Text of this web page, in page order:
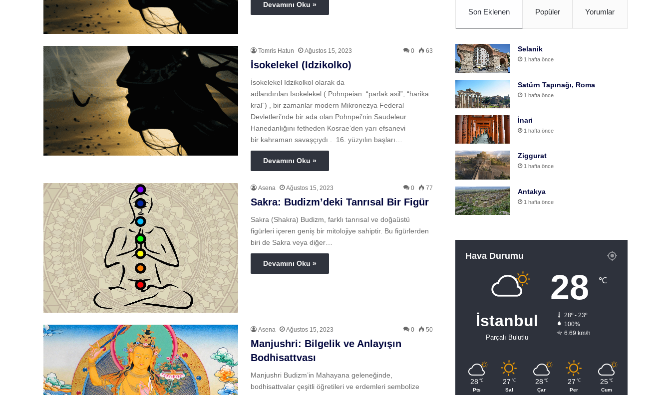
Devamını Oku »
Tomris Hatun Ağustos 15, 2023 0 63
İsokelekel (Idzikolko)
İsokelekel Idzikolkol olarak da
adlandırılan Isokelekel ( Pohnpeian: “parlak asil”, “harika
kral”) , bir zamanlar modern Mikronezya Federal
Devletleri’nde bir ada olan Pohnpei’nin Saudeleur
Hanedanlığını fetheden Kosrae’den yarı efsanevi
bir kahraman savaşçıydı . 16. yüzyılın başları…
Devamını Oku »
Asena Ağustos 15, 2023 0 77
Sakra: Budizm’deki Tanrısal Bir Figür
Sakra (Shakra) Budizm, farklı tanrısal ve doğaüstü
figürleri içeren geniş bir mitolojiye sahiptir. Bu figürlerden
biri de Sakra veya diğer…
Devamını Oku »
Asena Ağustos 15, 2023 0 50
Manjushri: Bilgelik ve Anlayışın
Bodhisattvası
Manjushri Budizm’in Mahayana geleneğinde,
bodhisattvalar çeşitli öğretileri ve erdemleri sembolize
Son Eklenen Popüler Yorumlar
Selanik
1 hafta önce
Satürn Tapınağı, Roma
1 hafta önce
İnari
1 hafta önce
Ziggurat
1 hafta önce
Antakya
1 hafta önce
Hava Durumu
İstanbul
Parçalı Bulutlu
28 ℃
28º - 23º
100%
6.69 km/h
28 ℃
Pts
27 ℃
Sal
28 ℃
Çar
27 ℃
Per
25 ℃
Cum